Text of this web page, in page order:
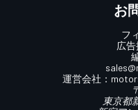
お
フ
広
運営会社：
東京都